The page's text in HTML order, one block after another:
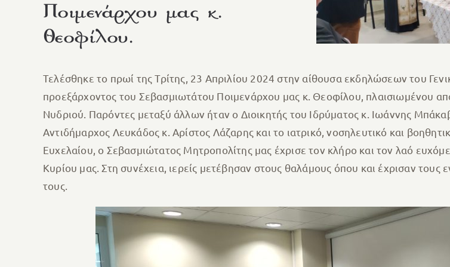
Ποιμενάρχου μας κ.
Θεοφίλου.
Τελέσθηκε το πρωί της Τρίτης, 23 Απριλίου 2024 στην αίθουσα εκδηλώσεων του
προεξάρχοντος του Σεβασμιωτάτου Ποιμενάρχου μας κ. Θεοφίλου, πλαισιωμένου
Νυδριού. Παρόντες μεταξύ άλλων ήταν ο Διοικητής του Ιδρύματος κ. Ιωάννης
Αντιδήμαρχος Λευκάδος κ. Αρίστος Λάζαρης και το ιατρικό, νοσηλευτικό και
Ευχελαίου, ο Σεβασμιώτατος Μητροπολίτης μας έχρισε τον κλήρο και τον λαό
Κυρίου μας. Στη συνέχεια, ιερείς μετέβησαν στους θαλάμους όπου και έχρισαν τους
τους.